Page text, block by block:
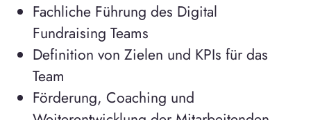
Fachliche Führung des Digital
Fundraising Teams
Definition von Zielen und KPIs für das
Team
Förderung, Coaching und